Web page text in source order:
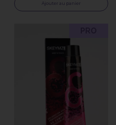
Ajouter au panier